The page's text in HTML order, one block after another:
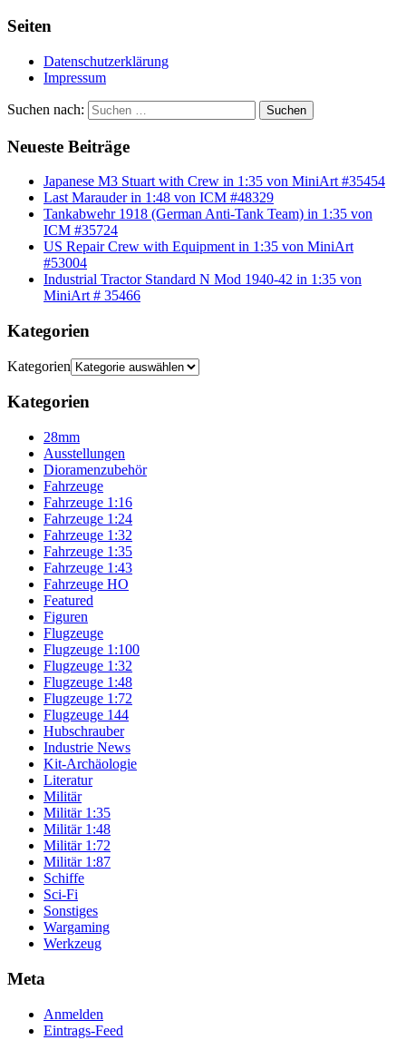
Seiten
Datenschutzerklärung
Impressum
Suchen nach: Suchen
Neueste Beiträge
Japanese M3 Stuart with Crew in 1:35 von MiniArt #35454
Last Marauder in 1:48 von ICM #48329
Tankabwehr 1918 (German Anti-Tank Team) in 1:35 von
ICM #35724
US Repair Crew with Equipment in 1:35 von MiniArt
#53004
Industrial Tractor Standard N Mod 1940-42 in 1:35 von
MiniArt # 35466
Kategorien
Kategorien
Kategorien
28mm
Ausstellungen
Dioramenzubehör
Fahrzeuge
Fahrzeuge 1:16
Fahrzeuge 1:24
Fahrzeuge 1:32
Fahrzeuge 1:35
Fahrzeuge 1:43
Fahrzeuge HO
Featured
Figuren
Flugzeuge
Flugzeuge 1:100
Flugzeuge 1:32
Flugzeuge 1:48
Flugzeuge 1:72
Flugzeuge 144
Hubschrauber
Industrie News
Kit-Archäologie
Literatur
Militär
Militär 1:35
Militär 1:48
Militär 1:72
Militär 1:87
Schiffe
Sci-Fi
Sonstiges
Wargaming
Werkzeug
Meta
Anmelden
Eintrags-Feed